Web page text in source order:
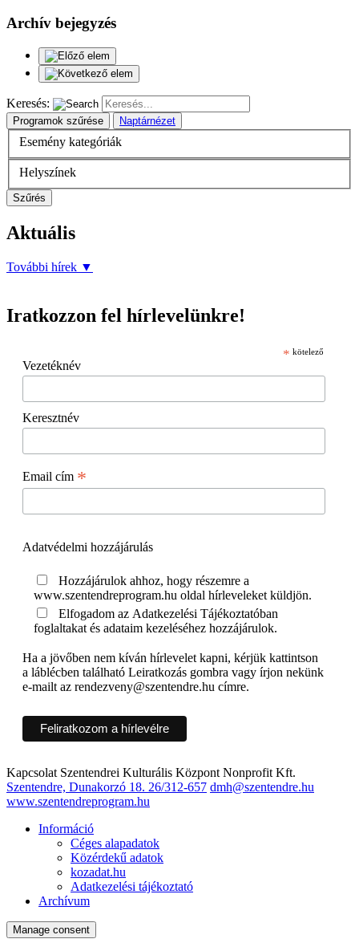
Archív bejegyzés
Keresés:
Programok szűrése Naptárnézet
Esemény kategóriák
Helyszínek
Szűrés
Aktuális
További hírek ▼
Iratkozzon fel hírlevelünkre!
* kötelező
Vezetéknév
Keresztnév
Email cím *
Adatvédelmi hozzájárulás
www.szentendreprogram.hu oldal hírleveleket küldjön.
foglaltakat és adataim kezeléséhez hozzájárulok.
Ha a jövőben nem kíván hírlevelet kapni, kérjük kattintson
a láblécben található Leiratkozás gombra vagy írjon nekünk
e-mailt az rendezveny@szentendre.hu címre.
Kapcsolat Szentendrei Kulturális Központ Nonprofit Kft.
Szentendre, Dunakorzó 18. 26/312-657 dmh@szentendre.hu
www.szentendreprogram.hu
Információ
Céges alapadatok
Közérdekű adatok
kozadat.hu
Adatkezelési tájékoztató
Archívum
Manage consent